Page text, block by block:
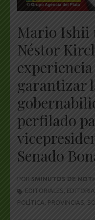
Mario Ishii
Néstor
garantizar
perfilado
Senado
POR 5MINUTOS DE
EDITORIALES,
POLÍTICA, PROVINCIAS,